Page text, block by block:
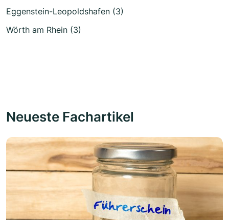
Eggenstein-Leopoldshafen (3)
Wörth am Rhein (3)
Neueste Fachartikel